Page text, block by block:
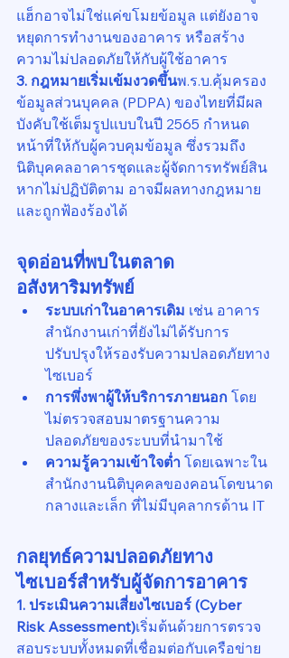
แฮ็กอาจไม่ใช่แค่ขโมยข้อมูล แต่ยังอาจ
หยุดการทำงานของอาคาร หรือสร้าง
ความไม่ปลอดภัยให้กับผู้ใช้อาคาร
3. กฎหมายเริ่มเข้มงวดขึ้นพ.ร.บ.คุ้มครอง
ข้อมูลส่วนบุคคล (PDPA) ของไทยที่มีผล
บังคับใช้เต็มรูปแบบในปี 2565 กำหนด
หน้าที่ให้กับผู้ควบคุมข้อมูล ซึ่งรวมถึง
นิติบุคคลอาคารชุดและผู้จัดการทรัพย์สิน
หากไม่ปฏิบัติตาม อาจมีผลทางกฎหมาย
และถูกฟ้องร้องได้
จุดอ่อนที่พบในตลาด
อสังหาริมทรัพย์
ระบบเก่าในอาคารเดิม เช่น อาคาร
สำนักงานเก่าที่ยังไม่ได้รับการ
ปรับปรุงให้รองรับความปลอดภัยทาง
ไซเบอร์
การพึ่งพาผู้ให้บริการภายนอก โดย
ไม่ตรวจสอบมาตรฐานความ
ปลอดภัยของระบบที่นำมาใช้
ความรู้ความเข้าใจต่ำ โดยเฉพาะใน
สำนักงานนิติบุคคลของคอนโดขนาด
กลางและเล็ก ที่ไม่มีบุคลากรด้าน IT
กลยุทธ์ความปลอดภัยทาง
ไซเบอร์สำหรับผู้จัดการอาคาร
1. ประเมินความเสี่ยงไซเบอร์ (Cyber
Risk Assessment)เริ่มต้นด้วยการตรวจ
สอบระบบทั้งหมดที่เชื่อมต่อกับเครือข่าย